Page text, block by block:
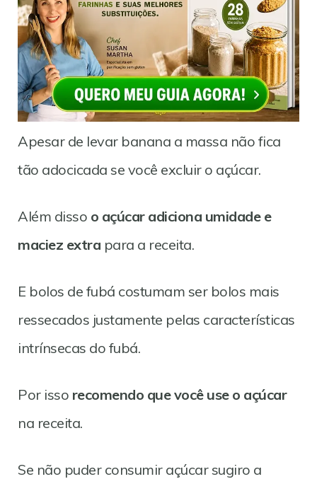
Apesar de levar banana a massa não fica
tão adocicada se você excluir o açúcar.
Além disso o açúcar adiciona umidade e
maciez extra para a receita.
E bolos de fubá costumam ser bolos mais
ressecados justamente pelas características
intrínsecas do fubá.
Por isso recomendo que você use o açúcar
na receita.
Se não puder consumir açúcar sugiro a